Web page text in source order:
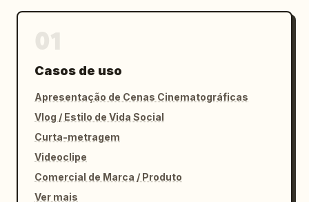
Casos de uso
Apresentação de Cenas Cinematográficas
Vlog / Estilo de Vida Social
Curta-metragem
Videoclipe
Comercial de Marca / Produto
Ver mais